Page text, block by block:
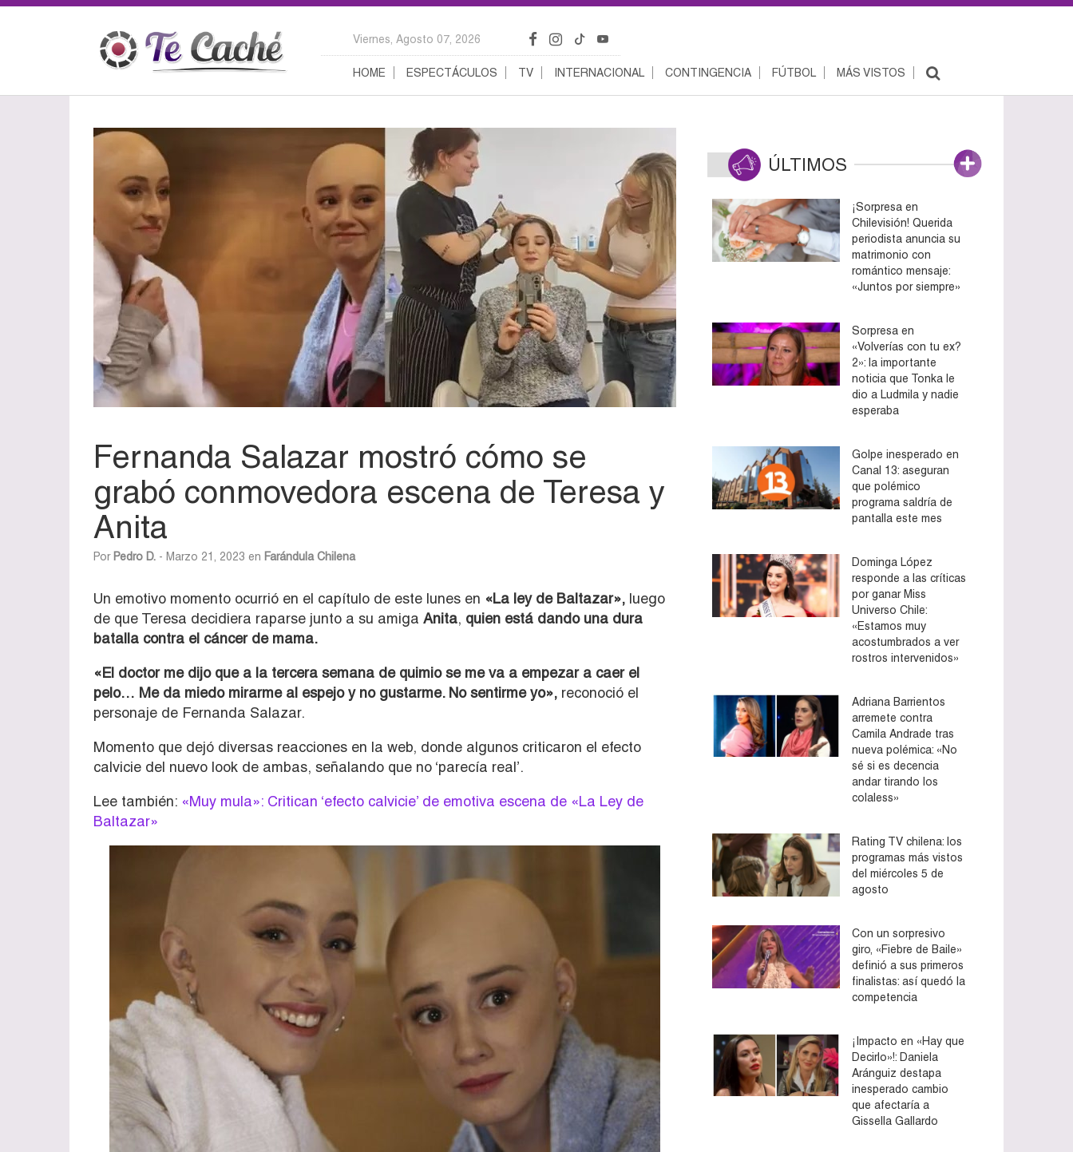
Viernes, Agosto 07, 2026
HOME ESPECTÁCULOS TV INTERNACIONAL CONTINGENCIA FÚTBOL MÁS VISTOS
Fernanda Salazar mostró cómo se
grabó conmovedora escena de Teresa y
Anita
Por Pedro D. - Marzo 21, 2023 en Farándula Chilena
Un emotivo momento ocurrió en el capítulo de este lunes en «La ley de Baltazar», luego
de que Teresa decidiera raparse junto a su amiga Anita, quien está dando una dura
batalla contra el cáncer de mama.
«El doctor me dijo que a la tercera semana de quimio se me va a empezar a caer el
pelo… Me da miedo mirarme al espejo y no gustarme. No sentirme yo», reconoció el
personaje de Fernanda Salazar.
Momento que dejó diversas reacciones en la web, donde algunos criticaron el efecto
calvicie del nuevo look de ambas, señalando que no ‘parecía real’.
Lee también: «Muy mula»: Critican ‘efecto calvicie’ de emotiva escena de «La Ley de
Baltazar»
ÚLTIMOS
¡Sorpresa en
Chilevisión! Querida
periodista anuncia su
matrimonio con
romántico mensaje:
«Juntos por siempre»
Sorpresa en
«Volverías con tu ex?
2»: la importante
noticia que Tonka le
dio a Ludmila y nadie
esperaba
Golpe inesperado en
Canal 13: aseguran
que polémico
programa saldría de
pantalla este mes
Dominga López
responde a las críticas
por ganar Miss
Universo Chile:
«Estamos muy
acostumbrados a ver
rostros intervenidos»
Adriana Barrientos
arremete contra
Camila Andrade tras
nueva polémica: «No
sé si es decencia
andar tirando los
colaless»
Rating TV chilena: los
programas más vistos
del miércoles 5 de
agosto
Con un sorpresivo
giro, «Fiebre de Baile»
definió a sus primeros
finalistas: así quedó la
competencia
¡Impacto en «Hay que
Decirlo»!: Daniela
Aránguiz destapa
inesperado cambio
que afectaría a
Gissella Gallardo